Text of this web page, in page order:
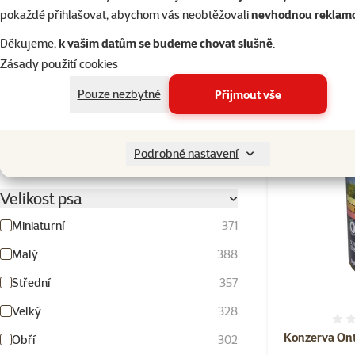
pokaždé přihlašovat, abychom vás neobtěžovalinevhodnou
Děkujeme,k vašim datům se budeme chovat slušně.
Zásady použití cookies
Pouze nezbytné
Přijmout vše
Podrobné nastavení
Hodnocení 80%
Hodnocení 60%
2
Hodnocení 40%
1
Velikost psa
Miniaturní
371
Malý
388
Střední
357
Velký
328
Obří
302
% Kup
Konzerva